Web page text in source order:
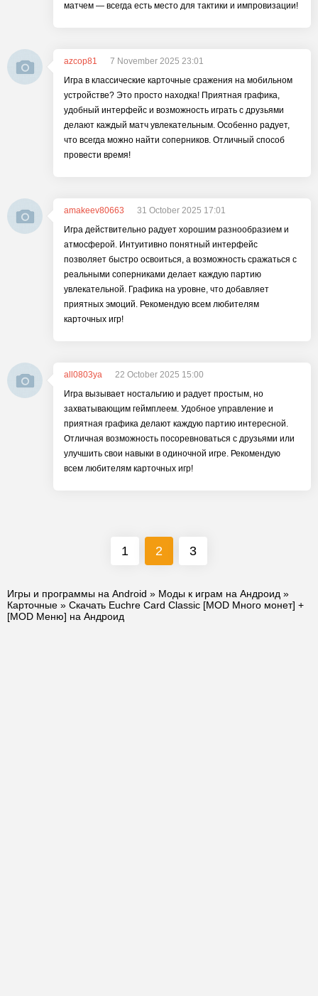
матчем — всегда есть место для тактики и импровизации!
azcop81
7 November 2025 23:01
Игра в классические карточные сражения на мобильном
устройстве? Это просто находка! Приятная графика,
удобный интерфейс и возможность играть с друзьями
делают каждый матч увлекательным. Особенно радует,
что всегда можно найти соперников. Отличный способ
провести время!
amakeev80663
31 October 2025 17:01
Игра действительно радует хорошим разнообразием и
атмосферой. Интуитивно понятный интерфейс
позволяет быстро освоиться, а возможность сражаться с
реальными соперниками делает каждую партию
увлекательной. Графика на уровне, что добавляет
приятных эмоций. Рекомендую всем любителям
карточных игр!
all0803ya
22 October 2025 15:00
Игра вызывает ностальгию и радует простым, но
захватывающим геймплеем. Удобное управление и
приятная графика делают каждую партию интересной.
Отличная возможность посоревноваться с друзьями или
улучшить свои навыки в одиночной игре. Рекомендую
всем любителям карточных игр!
1 2 3
Игры и программы на Android » Моды к играм на Андроид »
Карточные » Скачать Euchre Card Classic [MOD Много монет] +
[MOD Меню] на Андроид